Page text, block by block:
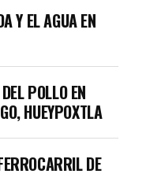
Y EL AGUA EN
POLLO EN
HUEYPOXTLA
DE